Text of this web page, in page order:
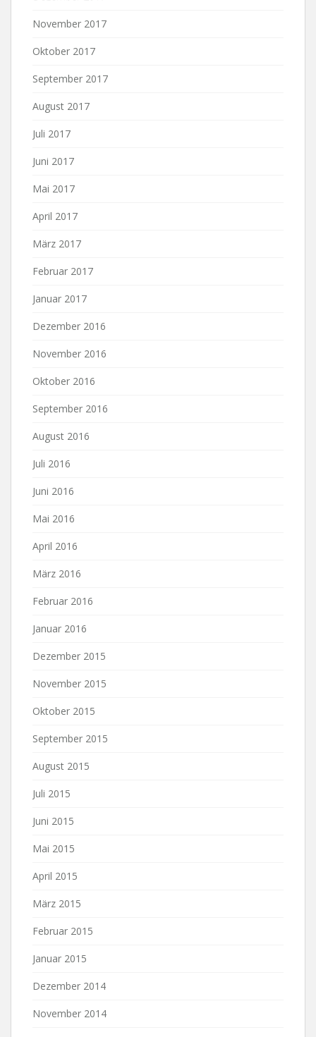
November 2017
Oktober 2017
September 2017
August 2017
Juli 2017
Juni 2017
Mai 2017
April 2017
März 2017
Februar 2017
Januar 2017
Dezember 2016
November 2016
Oktober 2016
September 2016
August 2016
Juli 2016
Juni 2016
Mai 2016
April 2016
März 2016
Februar 2016
Januar 2016
Dezember 2015
November 2015
Oktober 2015
September 2015
August 2015
Juli 2015
Juni 2015
Mai 2015
April 2015
März 2015
Februar 2015
Januar 2015
Dezember 2014
November 2014